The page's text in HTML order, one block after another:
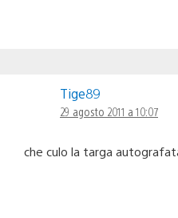
Tige89
29 agosto 2011 a 10:07
che culo la targa